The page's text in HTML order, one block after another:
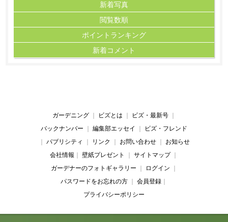
新着写真
閲覧数順
ポイント ランキング
新着コメント
ガーデニング｜ ビズとは ビズ・最新号｜
バックナンバー
編集部エッセイ
ビズ・フレンド
パブリシティ リンク お問い合わせ｜
お知らせ
会社情報
壁紙プレゼント サイトマップ｜
ガーデナーのフォトギャラリー
ログイン
パスワードをお忘れの方
会員登録
プライバシーポリシー